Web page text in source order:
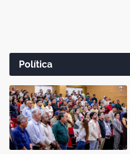
Política